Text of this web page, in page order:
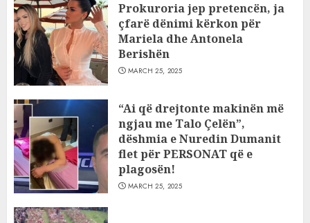
Prokuroria jep pretencën, ja
çfarë dënimi kërkon për
Mariela dhe Antonela
Berishën
MARCH 25, 2025
“Ai që drejtonte makinën më
ngjau me Talo Çelën”,
dëshmia e Nuredin Dumanit
flet për PERSONAT që e
plagosën!
MARCH 25, 2025